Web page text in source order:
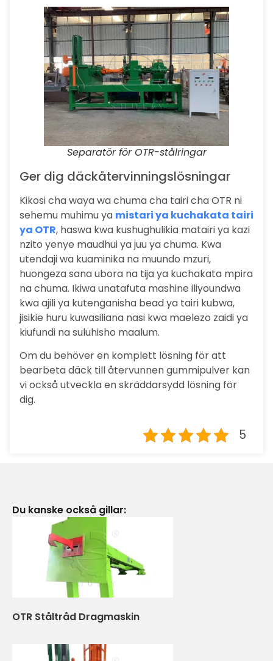
Separatör för OTR-stålringar
Ger dig däckåtervinningslösningar
Kikosi cha waya wa chuma cha tairi cha OTR ni
sehemu muhimu ya mistari ya kuchakata tairi
ya OTR, haswa kwa kushughulikia matairi ya kazi
nzito yenye maudhui ya juu ya chuma. Kwa
utendaji wa kuaminika na muundo mzuri,
huongeza sana ubora na tija ya kuchakata mpira
na chuma. Ikiwa unatafuta mashine iliyoundwa
kwa ajili ya kutenganisha bead ya tairi kubwa,
jisikie huru kuwasiliana nasi kwa maelezo zaidi ya
kiufundi na suluhisho maalum.
Om du behöver en komplett lösning för att
bearbeta däck till återvunnen gummipulver kan
vi också utveckla en skräddarsydd lösning för
dig.
5
Du kanske också gillar:
OTR Ståltråd Dragmaskin